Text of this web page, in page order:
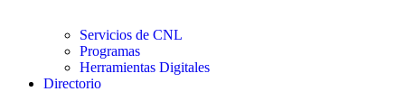
Servicios de CNL
Programas
Herramientas Digitales
Directorio